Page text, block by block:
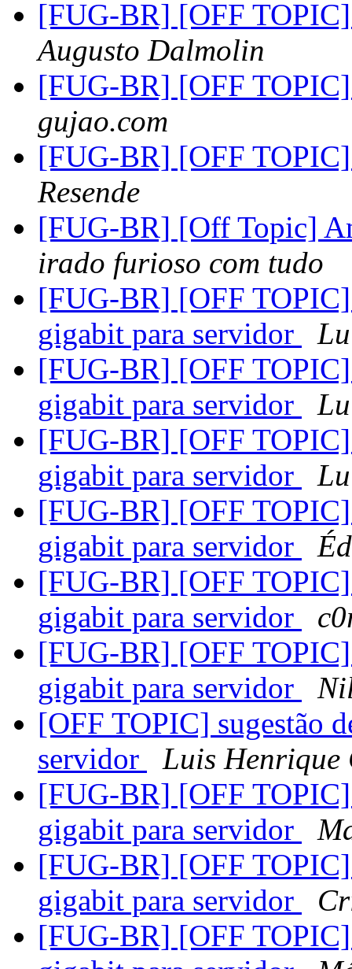
[FUG-BR] [OFF
Augusto Dalmolin
[FUG-BR] [OFF
gujao.com
[FUG-BR] [OFF
Resende
[FUG-BR] [Off Topic]
irado furioso com tudo
[FUG-BR] [OFF TOPIC]
gigabit para servidor
[FUG-BR] [OFF TOPIC]
gigabit para servidor
[FUG-BR] [OFF TOPIC]
gigabit para servidor
[FUG-BR] [OFF TOPIC]
gigabit para servidor
[FUG-BR] [OFF TOPIC]
gigabit para servidor
[FUG-BR] [OFF TOPIC]
gigabit para servidor
[OFF TOPIC] sugestão
servidor
Luis
[FUG-BR] [OFF TOPIC]
gigabit para servidor
[FUG-BR] [OFF TOPIC]
gigabit para servidor
[FUG-BR] [OFF TOPIC]